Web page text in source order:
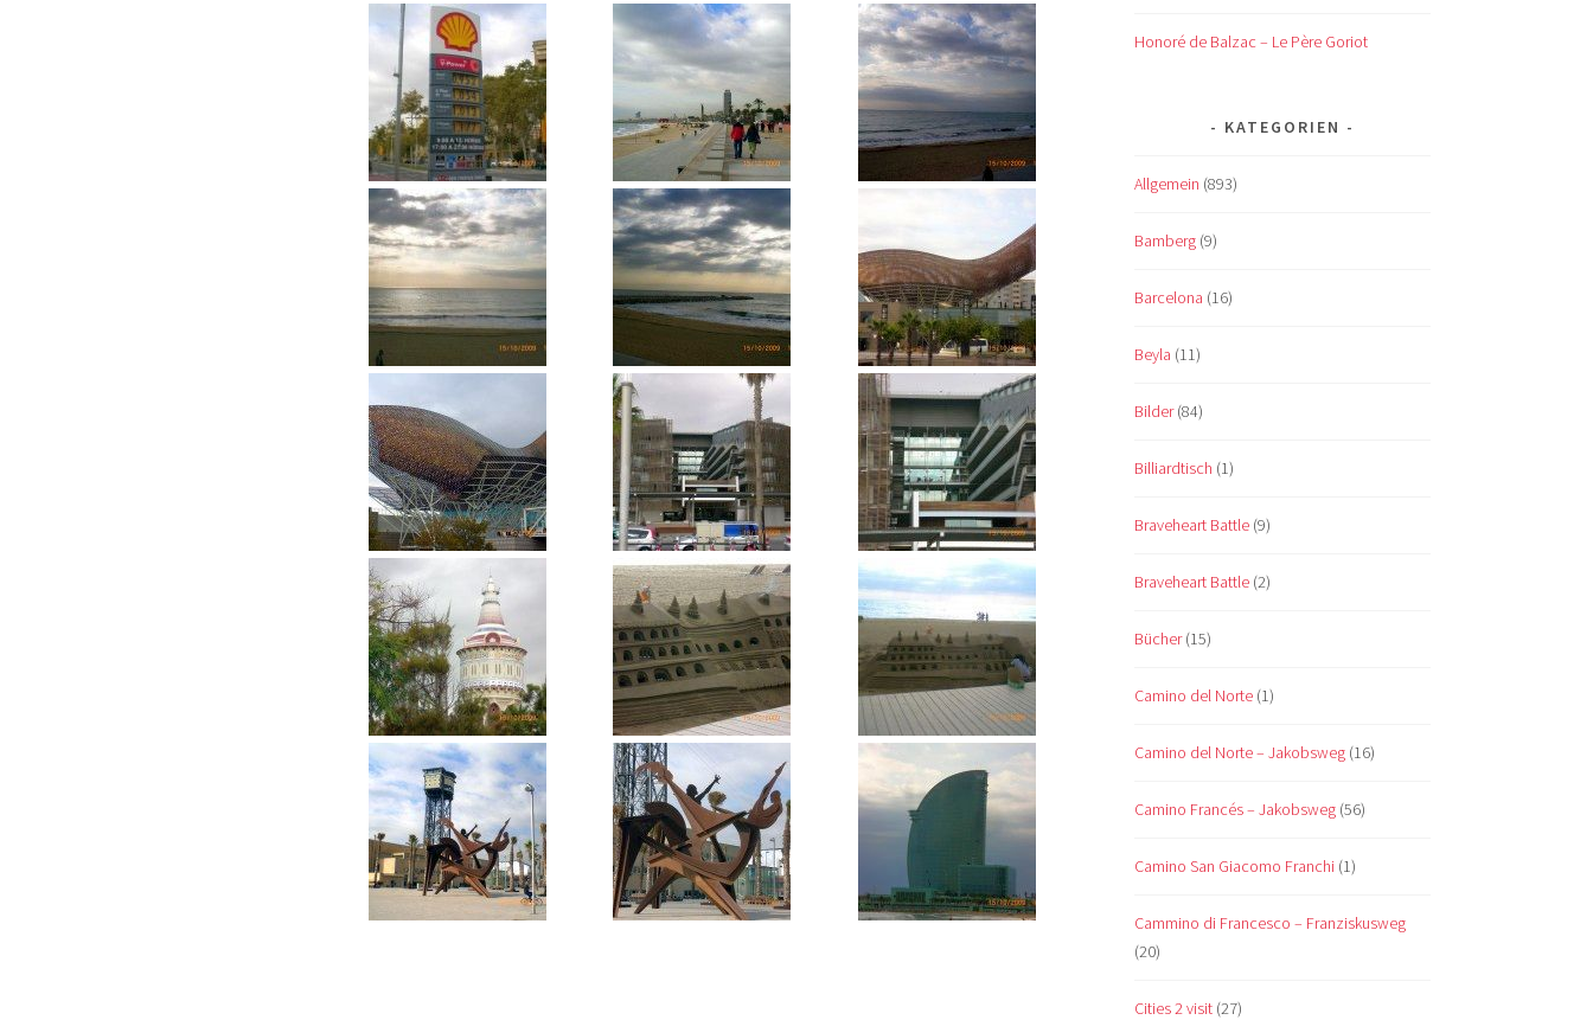
Honoré de Balzac – Le Père Goriot
KATEGORIEN
Allgemein (893)
Bamberg (9)
Barcelona (16)
Beyla (11)
Bilder(84)
Billiardtisch (1)
Braveheart Battle (9)
Braveheart Battle (2)
Bücher(15)
Camino del Norte (1)
Camino del Norte – Jakobsweg (16)
Camino Francés – Jakobsweg (56)
Camino San Giacomo Franchi (1)
Cammino di Francesco – Franziskusweg
(20)
Cities 2 visit (27)